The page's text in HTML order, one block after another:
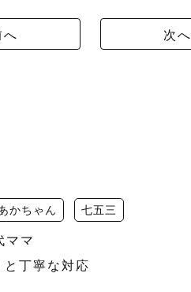
へ 次へ
かちゃん 七五三
ママ
丁寧な対応